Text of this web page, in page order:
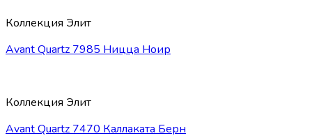
Коллекция Элит
Avant Quartz 7985 Ницца Ноир
Коллекция Элит
Avant Quartz 7470 Каллаката Берн